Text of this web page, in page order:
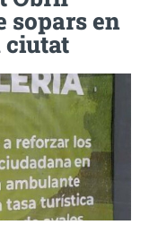
sopars en
ciutat